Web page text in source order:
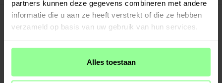
partners kunnen deze gegevens combineren met andere
informatie die u aan ze heeft verstrekt of die ze hebben
verzameld op basis van uw gebruik van hun services.
Alles toestaan
PRODUCTBESCHRIJVING
Camera Protector voor Xiaomi Mi 11.
Materiaal: Glas